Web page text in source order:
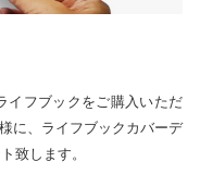
イフブックをご購入いただ
に、ライフブックカバーデ
致します。